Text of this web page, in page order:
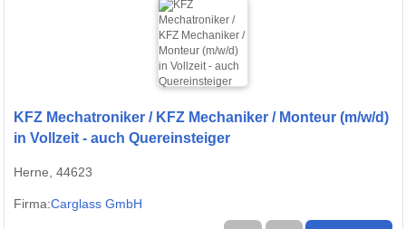
KFZ Mechatroniker / KFZ Mechaniker / Monteur (m/w/d)
in Vollzeit - auch Quereinsteiger
Herne, 44623
Firma:Carglass GmbH